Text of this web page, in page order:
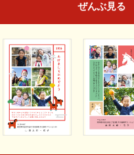
ぜんぶ見る